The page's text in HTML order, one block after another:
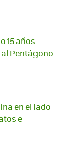
15 años
al Pentágono
en el lado
e